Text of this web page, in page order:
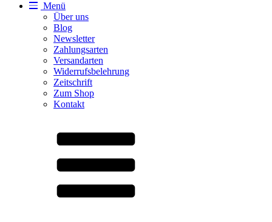
Menü
Über uns
Blog
Newsletter
Zahlungsarten
Versandarten
Widerrufsbelehrung
Zeitschrift
Zum Shop
Kontakt